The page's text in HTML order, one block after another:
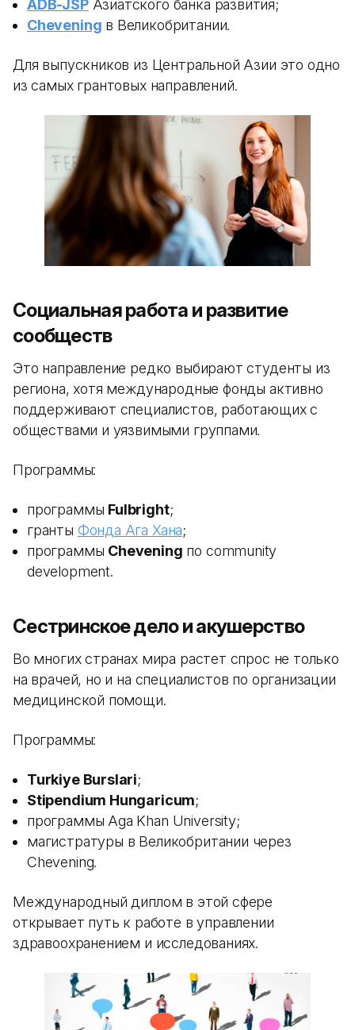
ADB-JSPАзиатского банка развития;
Chevening в Великобритании.
Для выпускников из Центральной Азии это одно
из самых грантовых направлений.
Социальная работа и развитие
сообществ
Это направление редко выбирают студенты из
региона, хотя международные фонды активно
поддерживают специалистов, работающих с
обществами и уязвимыми группами.
Программы:
программы Fulbright;
гранты Фонда Ага Хана;
программы Chevening по community
development.
Сестринское дело и акушерство
Во многих странах мира растет спрос не только
на врачей, но и на специалистов по организации
медицинской помощи.
Программы:
Turkiye Burslari;
Stipendium Hungaricum;
программы Aga Khan University;
магистратуры в Великобритании через
Chevening.
Международный диплом в этой сфере
открывает путь к работе в управлении
здравоохранением и исследованиях.